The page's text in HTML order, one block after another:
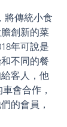
將傳統小食
創新的菜
年可說是
不同的餐
客人，他
會合作，
的會員，